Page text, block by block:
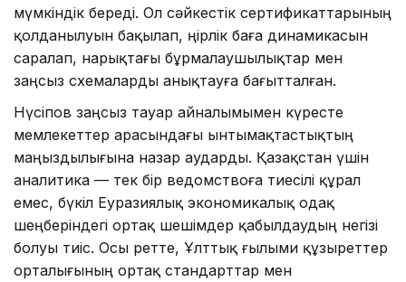
мүмкіндік береді. Ол сәйкестік сертификаттарының
қолданылуын бақылап, өңірлік баға динамикасын
саралап, нарықтағы бұрмалаушылықтар мен
заңсыз схемаларды анықтауға бағытталған.
Нүсіпов заңсыз тауар айналымымен күресте
мемлекеттер арасындағы ынтымақтастықтың
маңыздылығына назар аударды. Қазақстан үшін
аналитика — тек бір ведомствоға тиесілі құрал
емес, бүкіл Еуразиялық экономикалық одақ
шеңберіндегі ортақ шешімдер қабылдаудың негізі
болуы тиіс. Осы ретте, Ұлттық ғылыми құзыреттер
орталығының ортақ стандарттар мен